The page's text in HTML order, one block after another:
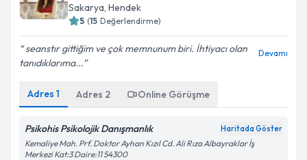
Sakarya, Hendek
5 (15 Değerlendirme)
seanstır gittiğim ve çok memnunum biri. İhtiyacı olan
tanıdıklarıma...
Devamı
Adres 1 Adres 2 Online Görüşme
Psikohis Psikolojik Danışmanlık Haritada Göster
Kemaliye Mah. Prf. Doktor Ayhan Kızıl Cd. Ali Rıza Albayraklar İş
Merkezi Kat:3 Daire:11 54300